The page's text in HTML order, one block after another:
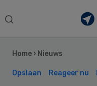
Search
Home › Nieuws
Opslaan Reageer nu
Sidebar